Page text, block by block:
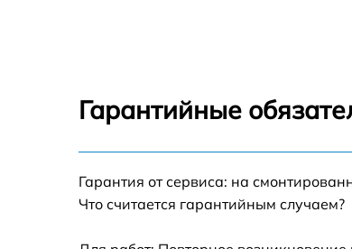
Замена панели управления Midea
7617W
Гарантийные
Гарантия от сервиса: на
Что считается гарантийным случаем?